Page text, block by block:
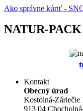
Ako správne kúriť -
NATUR-PACK
Kontakt
Obecný úrad
Kostolná-Záriečie
913 04